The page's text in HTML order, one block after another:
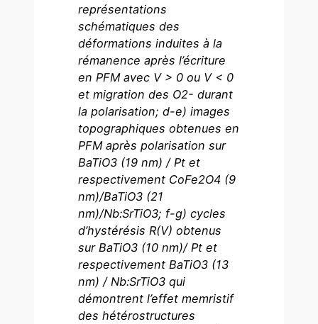
représentations
schématiques des
déformations induites à la
rémanence après l’écriture
en PFM avec V > 0 ou V < 0
et migration des O2- durant
la polarisation; d-e) images
topographiques obtenues en
PFM après polarisation sur
BaTiO3 (19 nm) / Pt et
respectivement CoFe2O4 (9
nm)/BaTiO3 (21
nm)/Nb:SrTiO3; f-g) cycles
d’hystérésis R(V) obtenus
sur BaTiO3 (10 nm)/ Pt et
respectivement BaTiO3 (13
nm) / Nb:SrTiO3 qui
démontrent l’effet memristif
des hétérostructures